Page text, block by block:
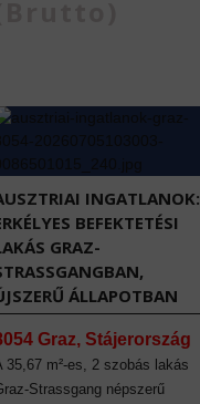
INGATLANOK:
BEFEKTETÉSI
GRAZ-
ÁLLAPOTBAN
Graz, Stájerország
35,67 m²-es, 2 szobás lakás
Strassgang népszerű